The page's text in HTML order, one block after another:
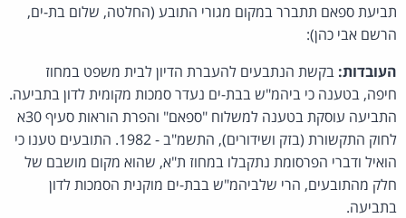
תביעת ספאם תתברר במקום מגורי התובע (החלטה, שלום בת-ים,
הרשם אבי כהן):
העובדות: בקשת הנתבעים להעברת הדיון לבית משפט במחוז
חיפה, בטענה כי ביהמ"ש בבת-ים נעדר סמכות מקומית לדון בתביעה.
התביעה עוסקת בטענה למשלוח "ספאם" והפרת הוראות סעיף 30א
לחוק התקשורת (בזק ושידורים), התשמ"ב - 1982. התובעים טענו כי
הואיל ודברי הפרסומת נתקבלו במחוז ת"א, שהוא מקום מושבם של
חלק מהתובעים, הרי שלביהמ"ש בבת-ים מוקנית הסמכות לדון
בתביעה.